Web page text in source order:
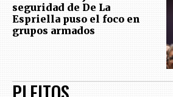
seguridad de De La
Espriella puso el foco en
grupos armados